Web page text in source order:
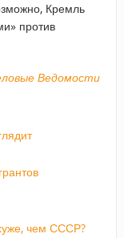
Кремль
против
Ведомости
чем СССР?